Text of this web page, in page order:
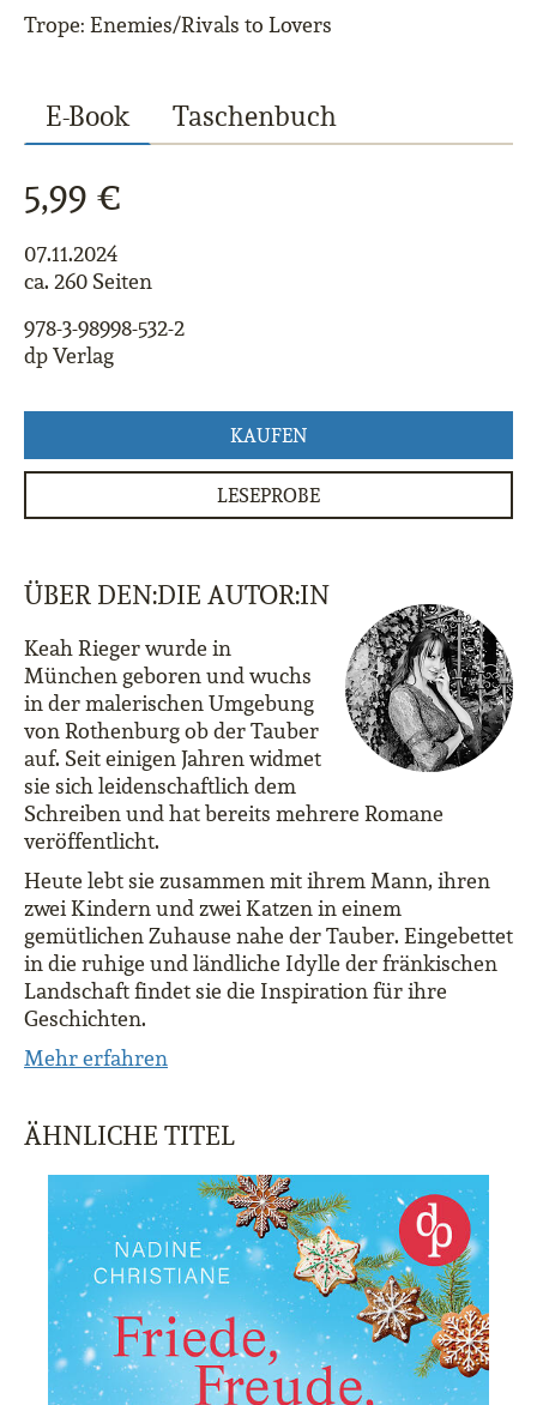
Trope: Enemies/Rivals to Lovers
E-Book Taschenbuch
5,99 €
07.11.2024
ca. 260 Seiten
978-3-98998-532-2
dp Verlag
KAUFEN
LESEPROBE
ÜBER DEN:DIE AUTOR:IN
Keah Rieger wurde in
München geboren und wuchs
in der malerischen Umgebung
von Rothenburg ob der Tauber
auf. Seit einigen Jahren widmet
sie sich leidenschaftlich dem
Schreiben und hat bereits mehrere Romane
veröffentlicht.
Heute lebt sie zusammen mit ihrem Mann, ihren
zwei Kindern und zwei Katzen in einem
gemütlichen Zuhause nahe der Tauber. Eingebettet
in die ruhige und ländliche Idylle der fränkischen
Landschaft findet sie die Inspiration für ihre
Geschichten.
Mehr erfahren
ÄHNLICHE TITEL